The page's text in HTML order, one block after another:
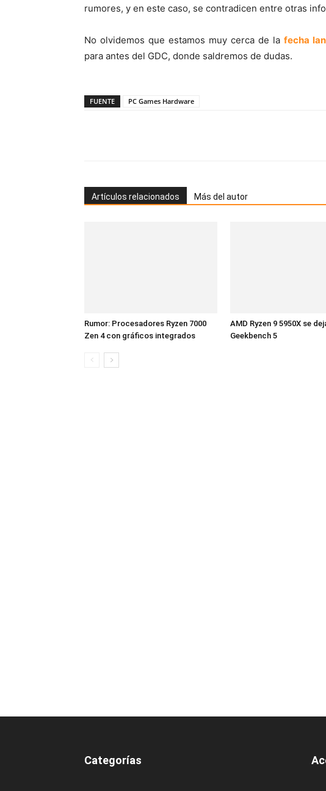
rumores, y en este caso, se contradicen entre otras
No olvidemos que estamos muy cerca de la fecha
para antes del GDC, donde saldremos de dudas.
FUENTE PC Games Hardware
Artículos relacionados Más del autor
Rumor: Procesadores Ryzen 7000
Zen 4 con gráficos integrados
AMD Ryzen 9 5950X se
Geekbench 5
Categorías